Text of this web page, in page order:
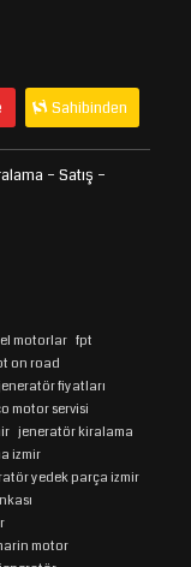
Sahibinden
– Satış –
motorlar fpt
on road
fiyatları
motor servisi
jeneratör kiralama
izmir
yedek parça izmir
motor